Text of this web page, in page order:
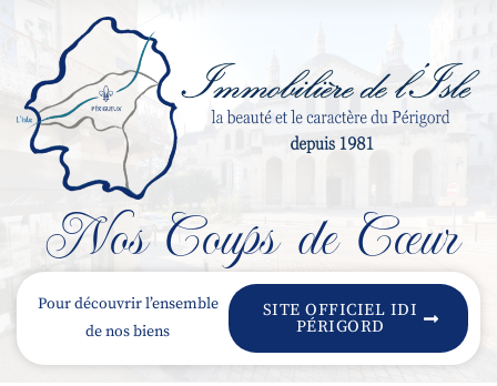
Nos Coups de Cœur
Pour découvrir l’ensemble
de nos biens
SITE OFFICIEL IDI
PÉRIGORD